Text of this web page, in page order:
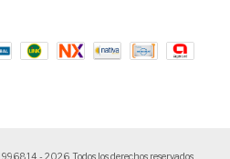
- 2026. Todos los derechos reservados.